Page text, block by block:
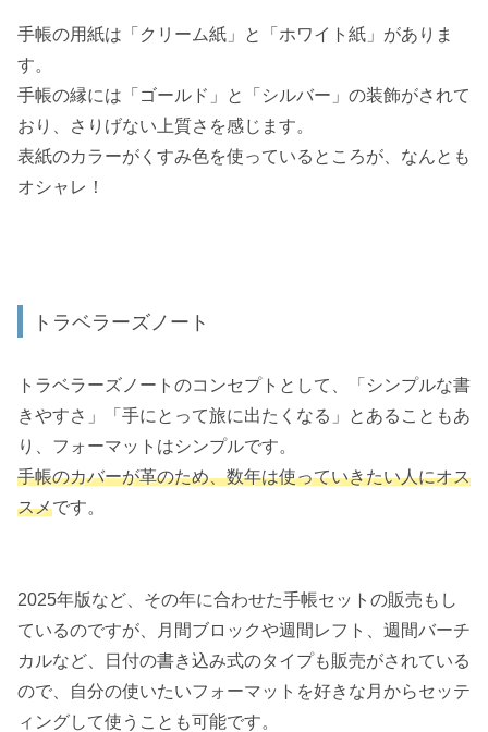
手帳の用紙は「クリーム紙」と「ホワイト紙」がありま
す。
手帳の縁には「ゴールド」と「シルバー」の装飾がされて
おり、さりげない上質さを感じます。
表紙のカラーがくすみ色を使っているところが、なんとも
オシャレ！
トラベラーズノート
トラベラーズノートのコンセプトとして、「シンプルな書
きやすさ」「手にとって旅に出たくなる」とあることもあ
り、フォーマットはシンプルです。
手帳のカバーが革のため、数年は使っていきたい人にオス
スメです。
2025年版など、その年に合わせた手帳セットの販売もし
ているのですが、月間ブロックや週間レフト、週間バーチ
カルなど、日付の書き込み式のタイプも販売がされている
ので、自分の使いたいフォーマットを好きな月からセッテ
ィングして使うことも可能です。